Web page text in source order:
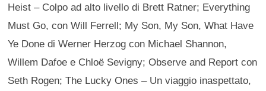
Heist – Colpo ad alto livello di Brett Ratner; Everything
Must Go, con Will Ferrell; My Son, My Son, What Have
Ye Done di Werner Herzog con Michael Shannon,
Willem Dafoe e Chloë Sevigny; Observe and Report con
Seth Rogen; The Lucky Ones – Un viaggio inaspettato,